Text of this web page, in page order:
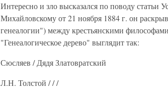
Интересно и зло высказался по поводу
Михайловскому от 21 ноября 1884 г. он
генеалогии") между крестьянскими
"Генеалогическое дерево" выглядит так:
Сюсляев / Дядя Златовратский
Л.Н. Толстой / / /